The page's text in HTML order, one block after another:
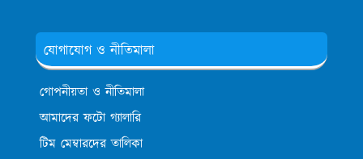
যোগাযোগ ও নীতিমালা
গোপনীয়তা ও নীতিমালা
আমাদের ফটো গ্যালারি
টিম মেম্বারদের তালিকা